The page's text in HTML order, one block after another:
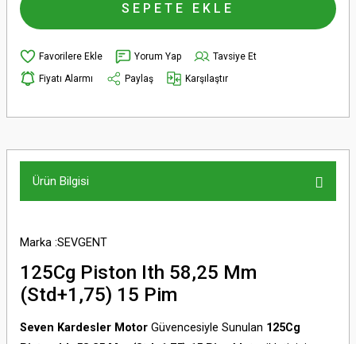
SEPETE EKLE
Yorum Yap
Tavsiye Et
Fiyatı Alarmı
Paylaş Karşılaştır
Ürün Bilgisi
Marka :SEVGENT
125Cg Piston Ith 58,25 Mm
(Std+1,75) 15 Pim
Seven Kardesler Motor Güvencesiyle Sunulan 125Cg